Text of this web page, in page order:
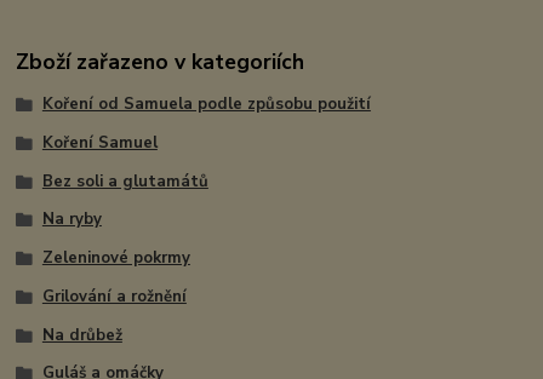
Zboží zařazeno v kategoriích
Koření od Samuela podle způsobu použití
Koření Samuel
Bez soli a glutamátů
Na ryby
Zeleninové pokrmy
Grilování a rožnění
Na drůbež
Guláš a omáčky